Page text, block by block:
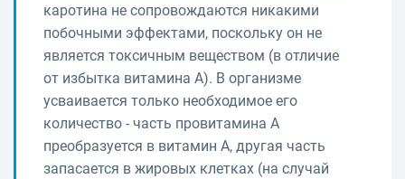
каротина не сопровождаются никакими
побочными эффектами, поскольку он не
является токсичным веществом (в отличие
от избытка витамина А). В организме
усваивается только необходимое его
количество - часть провитамина А
преобразуется в витамин А, другая часть
запасается в жировых клетках (на случай